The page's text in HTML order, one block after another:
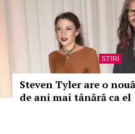
STIRI
Steven Tyler are o
de ani mai tânără ca el